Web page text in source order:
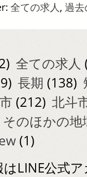
全ての求人, 過
全ての求人
長期 (138)
(212) 北斗
そのほかの地
(1)
はLINE公式